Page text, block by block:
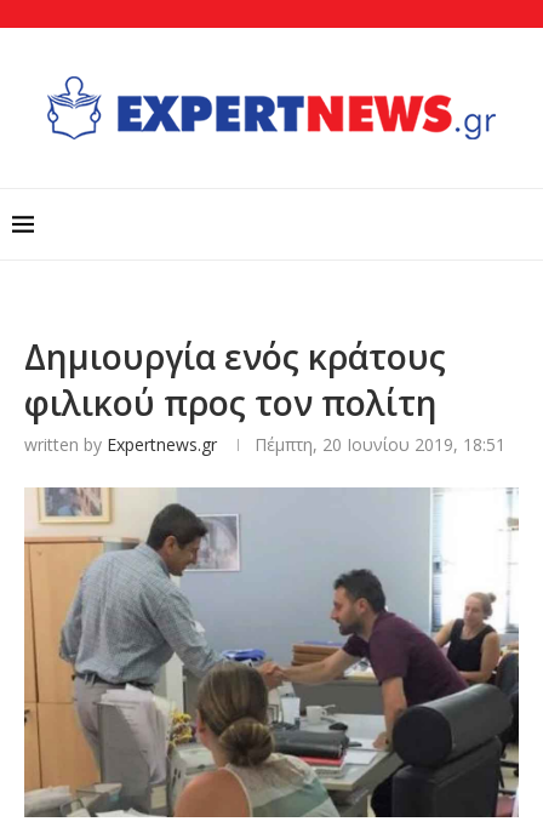
Δημιουργία ενός κράτους
φιλικού προς τον πολίτη
written by Expertnews.gr Πέμπτη, 20 Ιουνίου 2019, 18:51